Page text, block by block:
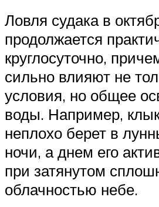
Ловля судака в
продолжается
круглосуточно,
сильно влияют не
условия, но общее
воды. Например,
неплохо берет в
ночи, а днем его
при затянутом
облачностью небе.